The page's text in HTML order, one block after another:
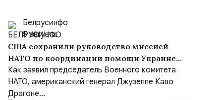
Белрусинфо
5 августа
США сохранили руководство миссией
НАТО по координации помощи Украине
(NSATU), несмотря на обещания передать
функции Европе
Как заявил председатель Военного комитета
НАТО, американский генерал Джузеппе Каво
Драгоне...